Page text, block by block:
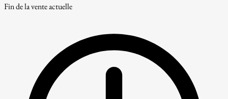
Fin de la vente actuelle